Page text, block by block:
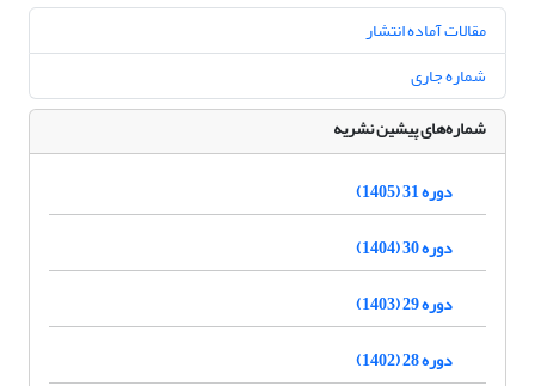
مقالات آماده انتشار
شماره جاری
شماره‌های پیشین نشریه
دوره 31 (1405)
دوره 30 (1404)
دوره 29 (1403)
دوره 28 (1402)